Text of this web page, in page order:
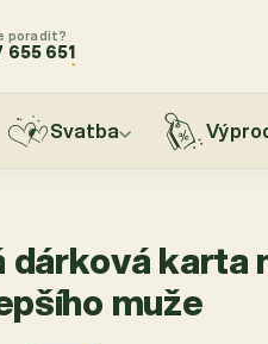
poradit?
655 651
Svatba
dárková karta
muže